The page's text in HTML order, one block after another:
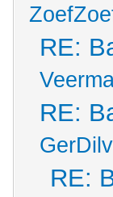
RE:
RE:
RE: